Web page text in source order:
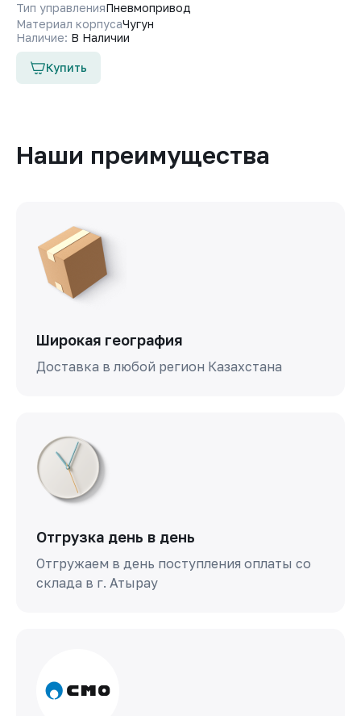
Тип управленияПневмопривод
Материал корпусаЧугун
Наличие: В Наличии
Купить
Наши преимущества
Широкая география
Доставка в любой регион Казахстана
Отгрузка день в день
Отгружаем в день поступления оплаты со
склада в г. Атырау